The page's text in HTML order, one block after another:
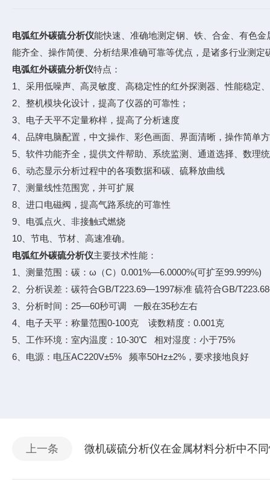
电弧红外碳硫分析仪能快速、准确地测定钢、铁、合金、有色
能齐全、操作简便、分析结果准确可靠等优点，是诸多行业测定
电弧红外碳硫分析仪特点：
1、采用低噪声、高灵敏度、高稳定性的红外探测器、性能稳定
2、整机模块化设计，提高了仪器的可靠性；
3、电子天平不定量称样，提高了分析速度
4、品牌电脑配置，中文操作、彩色画面、界面清晰，操作简单
5、软件功能齐全，提供文件帮助、系统监测、通道选择、数理
6、动态显示分析过程中的各项数据和碳、硫释放曲线
7、测量线性范围宽，并可扩展
8、进口电磁阀，提高气路系统的可靠性
9、电弧点火、非接触式燃烧
10、节电、节材、高速准确。
电弧红外碳硫分析仪主要技术性能：
1、测量范围：碳：ω（C）0.001%—6.0000%(可扩至
2、分析误差：碳符合GB/T223.69—1997标准 硫符合GB/
3、分析时间：25—60秒可调 一般在35秒左右
4、电子天平：称量范围0-100克 读数精度：0.001克
5、工作环境：室内温度：10-30℃ 相对湿度：小于75%
6、电源：电压AC220V±5% 频率50Hz±2%，要求接地良好
上一条 微机碳硫分析仪在金属材料分析中不